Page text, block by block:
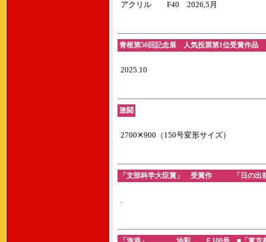
アクリル F40 2026,5月
青枢第50回記念展 人気投票第1位受賞作
2025.10
激闘
2700✕900（150号変形サイズ）
「文部科学大臣賞」 受賞作 「日の
.